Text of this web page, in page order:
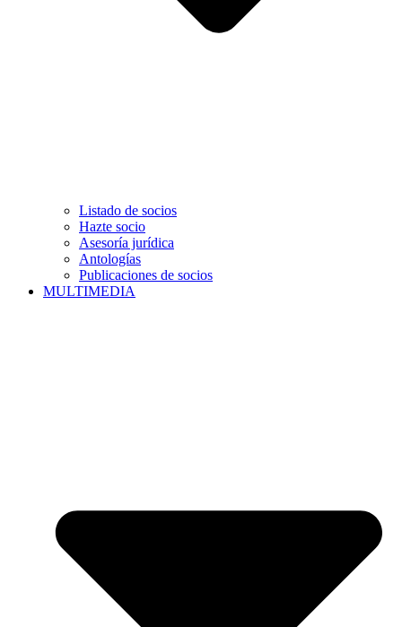
Listado de socios
Hazte socio
Asesoría jurídica
Antologías
Publicaciones de socios
MULTIMEDIA